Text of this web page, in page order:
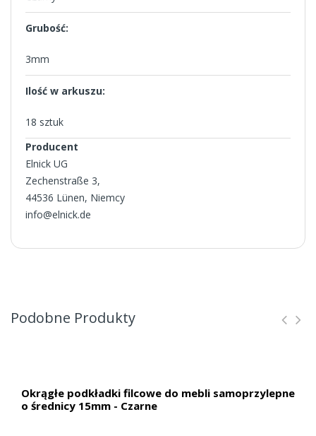
Grubość:
3mm
Ilość w arkuszu:
18 sztuk
Producent
Elnick UG
Zechenstraße 3,
44536 Lünen, Niemcy
info@elnick.de
Podobne Produkty
Okrągłe podkładki filcowe do mebli samoprzylepne
o średnicy 15mm - Czarne